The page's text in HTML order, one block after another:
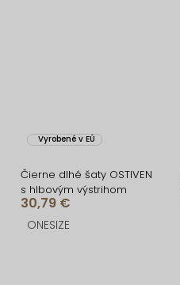
Vyrobené v EÚ
Čierne dlhé šaty OSTIVEN
s hlbovým výstrihom
30,79 €
ONESIZE